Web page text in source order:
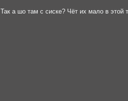
Так а шо там с сиске? Чёт их мало в